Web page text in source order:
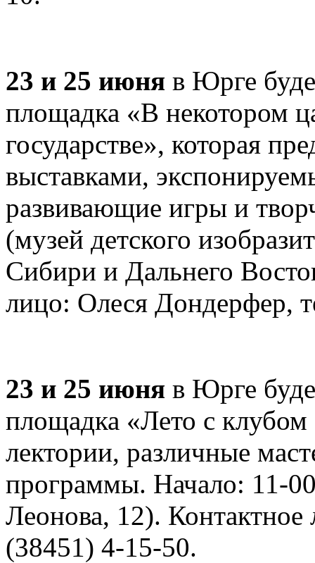
23 и 25 июня в Юрге
площадка «В некотором
государстве», которая
выставками,
развивающие игры и
(музей детского
Сибири и Дальнего
лицо: Олеся Дондерфер,
23 и 25 июня в Юрге
площадка «Лето с
лектории, различные
программы. Начало: 11-
Леонова, 12).
(38451) 4-15-50.